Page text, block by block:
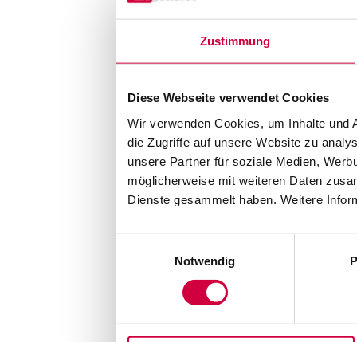
Zustimmung
Diese Webseite verwendet Cookies
Wir verwenden Cookies, um Inhalte und
die Zugriffe auf unsere Website zu
unsere Partner für soziale Medien,
möglicherweise mit weiteren Daten
Dienste gesammelt haben. Weitere
Notwendig